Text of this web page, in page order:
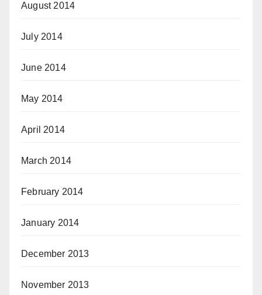
August 2014
July 2014
June 2014
May 2014
April 2014
March 2014
February 2014
January 2014
December 2013
November 2013